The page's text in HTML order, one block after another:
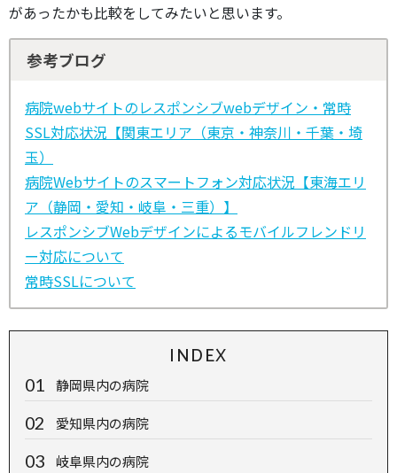
があったかも比較をしてみたいと思います。
参考ブログ
病院webサイトのレスポンシブwebデザイン・常時
SSL対応状況【関東エリア（東京・神奈川・千葉・埼
玉）
病院Webサイトのスマートフォン対応状況【東海エリ
ア（静岡・愛知・岐阜・三重）】
レスポンシブWebデザインによるモバイルフレンドリ
ー対応について
常時SSLについて
INDEX
静岡県内の病院
愛知県内の病院
岐阜県内の病院